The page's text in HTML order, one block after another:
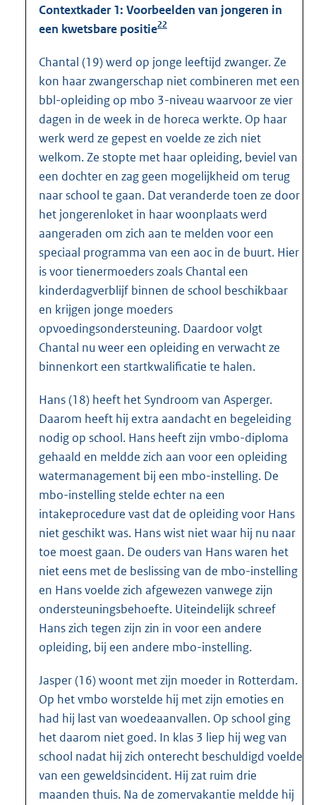
Contextkader 1: Voorbeelden van jongeren in
een kwetsbare positie22
Chantal (19) werd op jonge leeftijd zwanger. Ze
kon haar zwangerschap niet combineren met een
bbl-opleiding op mbo 3-niveau waarvoor ze vier
dagen in de week in de horeca werkte. Op haar
werk werd ze gepest en voelde ze zich niet
welkom. Ze stopte met haar opleiding, beviel van
een dochter en zag geen mogelijkheid om terug
naar school te gaan. Dat veranderde toen ze door
het jongerenloket in haar woonplaats werd
aangeraden om zich aan te melden voor een
speciaal programma van een aoc in de buurt. Hier
is voor tienermoeders zoals Chantal een
kinderdagverblijf binnen de school beschikbaar
en krijgen jonge moeders
opvoedingsondersteuning. Daardoor volgt
Chantal nu weer een opleiding en verwacht ze
binnenkort een startkwalificatie te halen.
Hans (18) heeft het Syndroom van Asperger.
Daarom heeft hij extra aandacht en begeleiding
nodig op school. Hans heeft zijn vmbo-diploma
gehaald en meldde zich aan voor een opleiding
watermanagement bij een mbo-instelling. De
mbo-instelling stelde echter na een
intakeprocedure vast dat de opleiding voor Hans
niet geschikt was. Hans wist niet waar hij nu naar
toe moest gaan. De ouders van Hans waren het
niet eens met de beslissing van de mbo-instelling
en Hans voelde zich afgewezen vanwege zijn
ondersteuningsbehoefte. Uiteindelijk schreef
Hans zich tegen zijn zin in voor een andere
opleiding, bij een andere mbo-instelling.
Jasper (16) woont met zijn moeder in Rotterdam.
Op het vmbo worstelde hij met zijn emoties en
had hij last van woedeaanvallen. Op school ging
het daarom niet goed. In klas 3 liep hij weg van
school nadat hij zich onterecht beschuldigd voelde
van een geweldsincident. Hij zat ruim drie
maanden thuis. Na de zomervakantie meldde hij